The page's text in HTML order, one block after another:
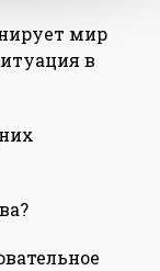
мир
в